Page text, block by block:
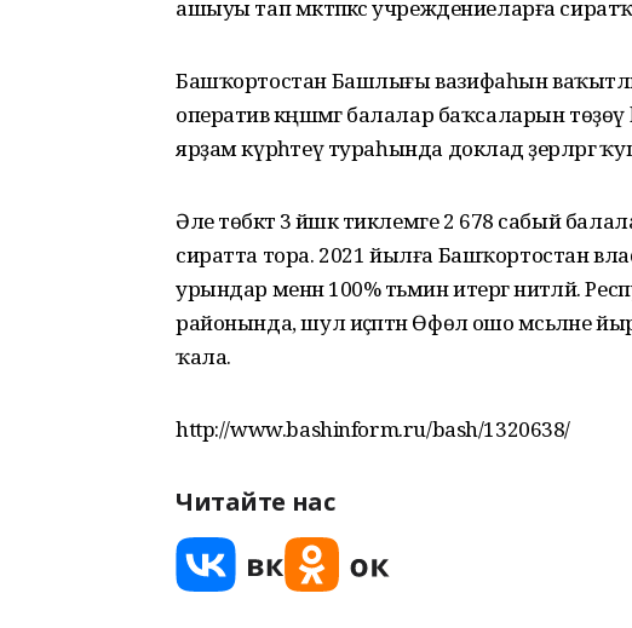
ашыуы тап мәктәпкәсә учреждениеларға
Башҡортостан Башлығы вазифаһын
оператив кәңәшмәгә балалар баҡсаларын төҙөү
ярҙам күрһәтеү тураһында доклад әҙерләргә
Әле төбәктә 3 йәшкә тиклемге 2 678 сабый
сиратта тора. 2021 йылға Башҡортостан
урындар менән 100% тәьмин итергә ниәтләй.
районында, шул иҫәптән Өфөлә ошо мәсьәләне
ҡала.
http://www.bashinform.ru/bash/1320638/
Читайте нас